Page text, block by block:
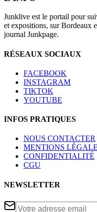
Junklive est le portail pour
et expositions, sur Bordeaux
journal Junkpage.
RÉSEAUX SOCIAUX
FACEBOOK
INSTAGRAM
TIKTOK
YOUTUBE
INFOS PRATIQUES
NOUS CONTACTER
MENTIONS
CONFIDENTIALITÉ
CGU
NEWSLETTER